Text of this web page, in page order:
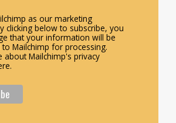
as our marketing
clicking below to subscribe, you
that your information will be
Mailchimp for processing.
about Mailchimp's privacy